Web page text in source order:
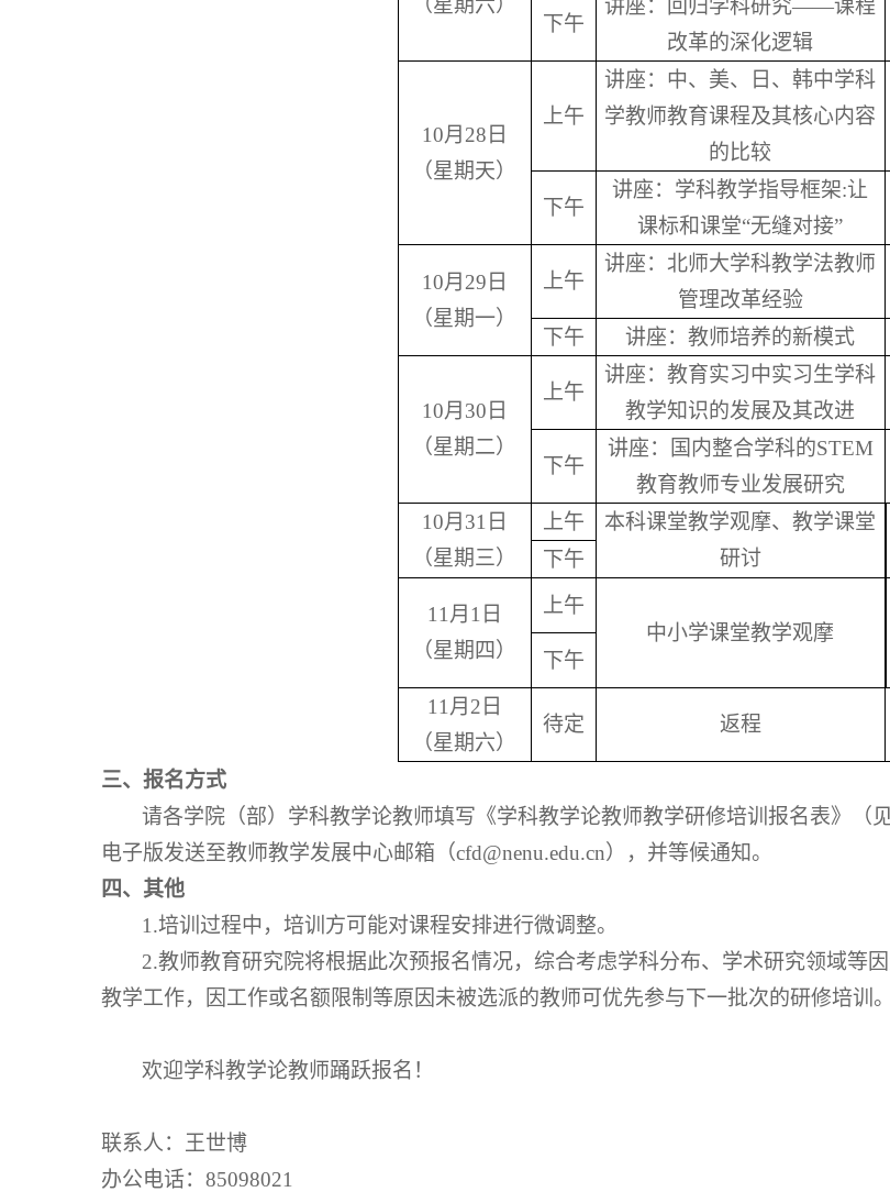
（星期六）
下午
讲座：回归学科研究——课程
改革的深化逻辑
10月28日
（星期天）
上午
讲座：中、美、日、韩中学科
学教师教育课程及其核心内容
的比较
下午
讲座：学科教学指导框架:让
课标和课堂“无缝对接”
10月29日
（星期一）
上午
讲座：北师大学科教学法教师
管理改革经验
下午
讲座：教师培养的新模式
10月30日
（星期二）
上午
讲座：教育实习中实习生学科
教学知识的发展及其改进
下午
讲座：国内整合学科的STEM
教育教师专业发展研究
10月31日
（星期三）
上午
本科课堂教学观摩、教学课堂
研讨
下午
11 月1日
（星期四）
上午
中小学课堂教学观摩
下午
11 月2日
（星期六）
待定 返程
三、报名方式
请各学院（部）学科教学论教师填写《学科教学论教师教学研修培训报名表》（
电子版发送至教师教学发展中心邮箱（cfd@nenu.edu.cn），并等候通知。
四、其他
1.培训过程中，培训方可能对课程安排进行微调整。
2.教师教育研究院将根据此次预报名情况，综合考虑学科分布、学术研究领域等
教学工作，因工作或名额限制等原因未被选派的教师可优先参与下一批次的研修培训。
欢迎学科教学论教师踊跃报名！
联系人：王世博
办公电话：85098021